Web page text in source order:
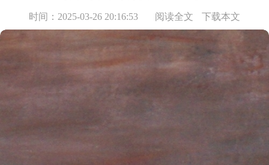
时间：2025-03-26 20:16:53 阅读全文 下载本文